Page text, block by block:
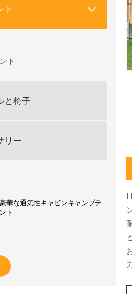
ト 
ト
と椅子
リー
豪華な通気性キャビンキャンプテ
ント